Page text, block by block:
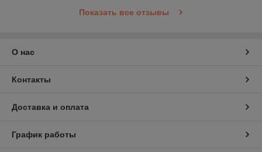
Показать все отзывы
О нас
Контакты
Доставка и оплата
График работы